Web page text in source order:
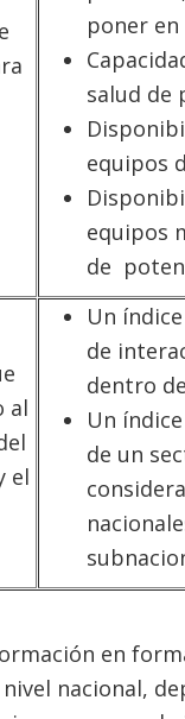
poner
salud de
equipos
equipos
de
al
el
Un
de
dentro
Un
de un
en
nacional,